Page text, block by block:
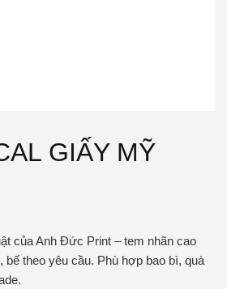
GIẤY MỸ
của Anh Đức Print – tem nhãn cao
bế theo yêu cầu. Phù hợp bao bì, quà